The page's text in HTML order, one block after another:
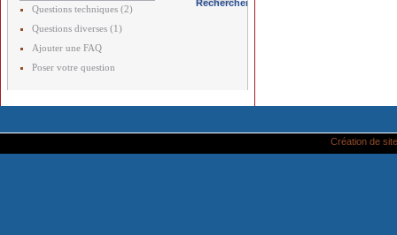
Questions techniques (2)
Questions diverses (1)
Ajouter une FAQ
Poser votre question
Création de